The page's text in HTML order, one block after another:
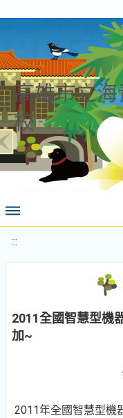
高雄市立
校
:::
2011全國智慧型機
加~
2011年全國智慧型機